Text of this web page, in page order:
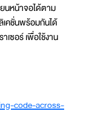
นหน้าจอได้ตาม
เคชั่นพร้อมกันได้
เซอร์ เพื่อใช้งาน
code-across-